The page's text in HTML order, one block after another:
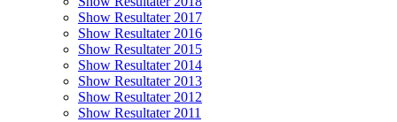
Show Resultater 2017
Show Resultater 2016
Show Resultater 2015
Show Resultater 2014
Show Resultater 2013
Show Resultater 2012
Show Resultater 2011